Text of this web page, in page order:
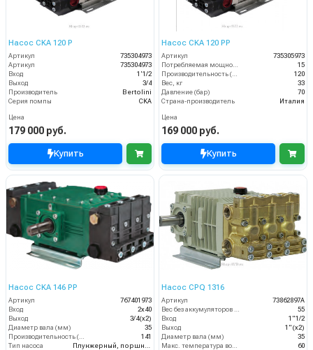
Насос CKA 120 Р
Артикул
735304973
Артикул
735304973
Вход
1'1/2
Выход
3/4
Производитель
Bertolini
Серия помпы
CKA
Цена
179 000 руб.
Купить
Насос CKA 120 РP
Артикул
735305973
15
120
Вес, кг
33
Давление (бар)
70
Страна-производитель
Италия
Цена
169 000 руб.
Купить
Насос CKA 146 РP
Артикул
767401973
Вход
2x40
Выход
3/4(х2)
Диаметр вала (мм)
35
141
Тип насоса
Насос CPQ 1316
Артикул
73862897A
55
Вход
1"1/2
Выход
1"(х2)
Диаметр вала (мм)
35
60